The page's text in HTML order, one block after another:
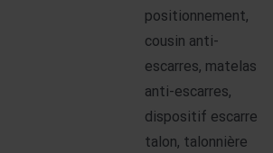
positionnement,
cousin anti-
escarres, matelas
anti-escarres,
dispositif escarre
talon, talonnière